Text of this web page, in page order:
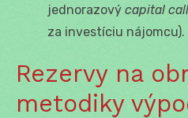
jednorazový capital call
za investíciu nájomcu).
Rezervy na
metodiky